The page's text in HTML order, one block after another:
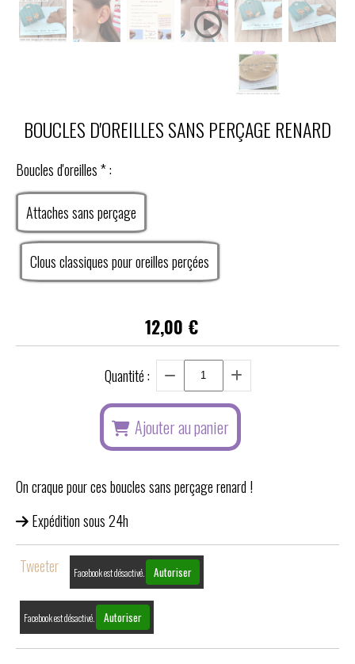
BOUCLES D'OREILLES SANS PERÇAGE RENARD
Boucles d'oreilles*:
Attaches sans perçage
Clous classiques pour oreilles perçées
12,00 €
Quantité :
Ajouter au panier
On craque pour ces boucles sans perçage renard !
Expédition sous 24h
Tweeter Facebook est désactivé. Autoriser
Facebook est désactivé. Autoriser